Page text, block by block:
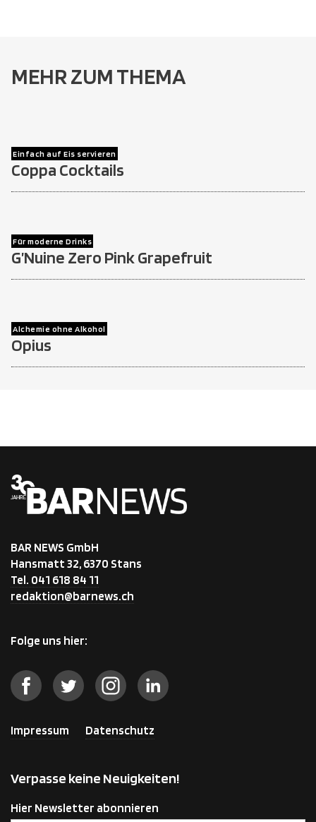
MEHR ZUM THEMA
Einfach auf Eis servieren
Coppa Cocktails
Für moderne Drinks
G’Nuine Zero Pink Grapefruit
Alchemie ohne Alkohol
Opius
BAR NEWS GmbH
Hansmatt 32, 6370 Stans
Tel. 041 618 84 11
redaktion@barnews.ch
Folge uns hier:
Impressum Datenschutz
Verpasse keine Neuigkeiten!
Hier Newsletter abonnieren